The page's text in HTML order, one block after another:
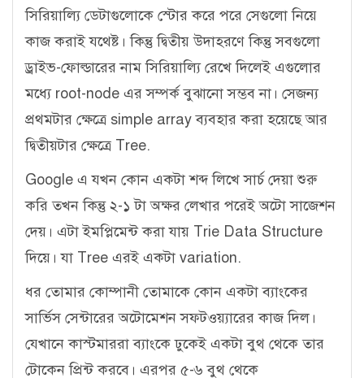
সিরিয়াল্যি ডেটাগুলোকে স্টোর করে পরে সেগুলো নিয়ে
কাজ করাই যথেষ্ট। কিন্তু দ্বিতীয় উদাহরণে কিন্তু সবগুলো
ড্রাইভ-ফোল্ডারের নাম সিরিয়াল্যি রেখে দিলেই এগুলোর
মধ্যে root-node এর সম্পর্ক বুঝানো সম্ভব না। সেজন্য
প্রথমটার ক্ষেত্রে simple array ব্যবহার করা হয়েছে আর
দ্বিতীয়টার ক্ষেত্রে Tree.
Google এ যখন কোন একটা শব্দ লিখে সার্চ দেয়া শুরু
করি তখন কিন্তু ২-১ টা অক্ষর লেখার পরেই অটো সাজেশন
দেয়। এটা ইমপ্লিমেন্ট করা যায় Trie Data Structure
দিয়ে। যা Tree এরই একটা variation.
ধর তোমার কোম্পানী তোমাকে কোন একটা ব্যাংকের
সার্ভিস সেন্টারের অটোমেশন সফটওয়্যারের কাজ দিল।
যেখানে কাস্টমাররা ব্যাংকে ঢুকেই একটা বুথ থেকে তার
টোকেন প্রিন্ট করবে। এরপর ৫-৬ বুথ থেকে